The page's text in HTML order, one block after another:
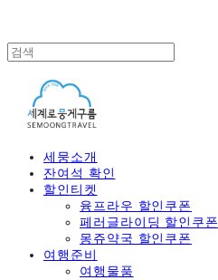
세뭉소개
잔여석 확인
할인티켓
융프라우 할인쿠폰
페러글라이딩 할인쿠폰
몽쥬약국 할인쿠폰
여행준비
여행물품